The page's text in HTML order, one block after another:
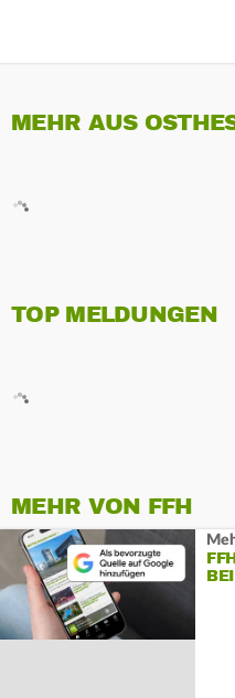
MEHR AUS
TOP MELDUNGEN
MEHR VON FFH